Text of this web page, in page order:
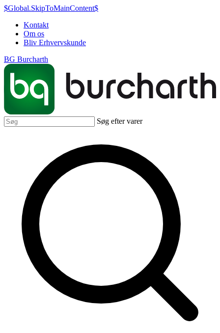
$Global.SkipToMainContent$
Kontakt
Om os
Bliv Erhvervskunde
BG Burcharth
Søg efter varer